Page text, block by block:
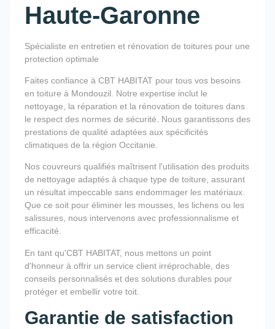
Haute-Garonne
Spécialiste en entretien et rénovation de toitures pour une
protection optimale
Faites confiance à CBT HABITAT pour tous vos besoins
en toiture à Mondouzil. Notre expertise inclut le
nettoyage, la réparation et la rénovation de toitures dans
le respect des normes de sécurité. Nous garantissons des
prestations de qualité adaptées aux spécificités
climatiques de la région Occitanie.
Nos couvreurs qualifiés maîtrisent l'utilisation des produits
de nettoyage adaptés à chaque type de toiture, assurant
un résultat impeccable sans endommager les matériaux.
Que ce soit pour éliminer les mousses, les lichens ou les
salissures, nous intervenons avec professionnalisme et
efficacité.
En tant qu'CBT HABITAT, nous mettons un point
d'honneur à offrir un service client irréprochable, des
conseils personnalisés et des solutions durables pour
protéger et embellir votre toit.
Garantie de satisfaction